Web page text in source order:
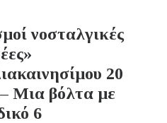
νοσταλγικές
20
Μια βόλτα με
6